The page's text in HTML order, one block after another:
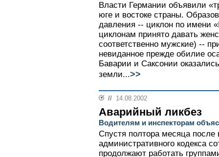
Власти Германии объявили
юге и востоке страны.
давления -- циклон по имени
циклонам принято давать
соответственно мужские) --
невиданное прежде обилие
Баварии и Саксонии
земли...>>
// 14.08.2002
Аварийный ликбез
Водителям и инспекторам
Спустя полтора месяца после
административного кодекса
продолжают работать